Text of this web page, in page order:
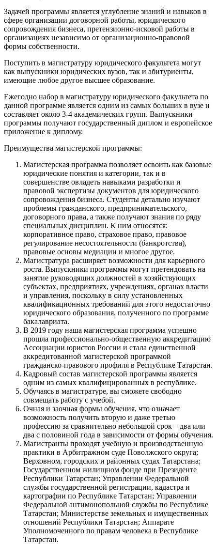
Задачей программы является углубление знаний и навыков в
сфере организации договорной работы, юридического
сопровождения бизнеса, претензионно-исковой работы в
организациях независимо от организационно-правовой
формы собственности.
Поступить в магистратуру юридического факультета могут
как выпускники юридических вузов, так и абитуриенты,
имеющие любое другое высшее образование.
Ежегодно набор в магистратуру юридического факультета по
данной программе является одним из самых больших в вузе и
составляет около 3-4 академических групп. Выпускники
программы получают государственный диплом и европейское
приложение к диплому.
Преимущества магистерской программы:
Магистерская программа позволяет освоить как базовые
юридические понятия и категории, так и в
совершенстве овладеть навыками разработки и
правовой экспертизы документов для юридического
сопровождения бизнеса. Студенты детально изучают
проблемы гражданского, предпринимательского,
договорного права, а также получают знания по ряду
специальных дисциплин. К ним относятся:
корпоративное право, страховое право, правовое
регулирование несостоятельности (банкротства),
правовые основы медиации и многое другое.
Магистратура расширяет возможности для карьерного
роста. Выпускники программы могут претендовать на
занятие руководящих должностей в хозяйствующих
субъектах, предприятиях, учреждениях, органах власти
и управления, поскольку в силу установленных
квалификационных требований для этого недостаточно
юридического образования, полученного по программе
бакалавриата.
В 2019 году наша магистерская программа успешно
прошла профессионально-общественную аккредитацию
Ассоциации юристов России и стала единственной
аккредитованной магистерской программой
гражданско-правового профиля в Республике Татарстан.
Кадровый состав магистерской программы является
одним из самых квалифицированных в республике.
Обучаясь в магистратуре, вы сможете свободно
совмещать работу с учебой.
Очная и заочная формы обучения, что означает
возможность получить вторую и даже третью
профессию за сравнительно небольшой срок – два или
два с половиной года в зависимости от формы обучения.
Магистранты проходят учебную и производственную
практики в Арбитражном суде Поволжского округа;
Верховном, городских и районных судах Татарстана;
Государственном жилищном фонде при Президенте
Республики Татарстан; Управлении Федеральной
службы государственной регистрации, кадастра и
картографии по Республике Татарстан; Управлении
Федеральной антимонопольной службы по Республике
Татарстан; Министерстве земельных и имущественных
отношений Республики Татарстан; Аппарате
Уполномоченного по правам человека в Республике
Татарстан.